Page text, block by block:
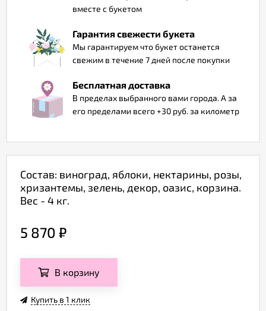
вместе с букетом
Гарантия свежести букета
Мы гарантируем что букет останется
свежим в течение 7 дней после покупки
Бесплатная доставка
В пределах выбранного вами города. А за
его пределами всего +30 руб. за километр
Состав: виноград, яблоки, нектарины, розы,
хризантемы, зелень, декор, оазис, корзина.
Вес - 4 кг.
5 870 ₽
В корзину
Купить в 1 клик